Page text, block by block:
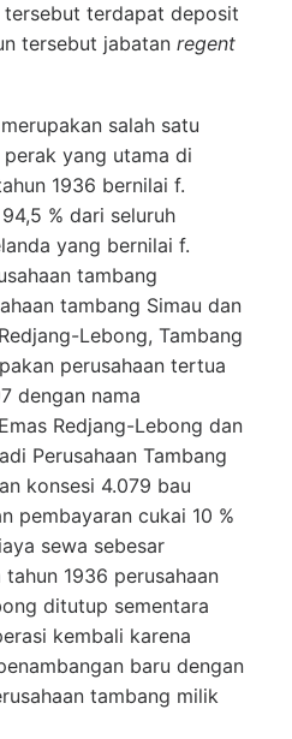
terdapat deposit
tersebut jabatan regent
salah satu
yang utama di
1936 bernilai f.
% dari seluruh
yang bernilai f.
tambang
tambang Simau dan
Lebong, Tambang
perusahaan tertua
dengan nama
Redjang-Lebong dan
Perusahaan Tambang
konsesi 4.079 bau
pembayaran cukai 10 %
sewa sebesar
1936 perusahaan
ditutup sementara
kembali karena
baru dengan
tambang milik